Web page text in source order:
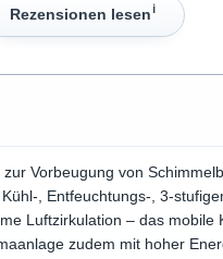
Rezensionen lesen ℹ︎
Vorbeugung von
, Entfeuchtungs-, 3-
Luftzirkulation – das
zudem mit hoher